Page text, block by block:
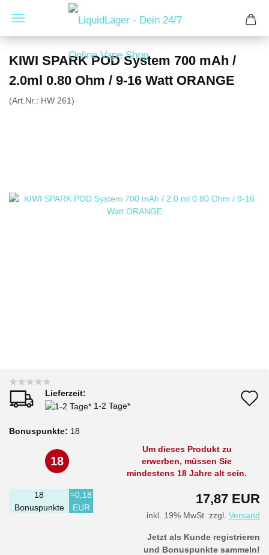
KIWI SPARK POD System 700 mAh /
2.0ml 0.80 Ohm / 9-16 Watt ORANGE
(Art.Nr.: HW 261)
Lieferzeit:
1-2 Tage*
Bonuspunkte: 18
18
Um dieses Produkt zu
erwerben, müssen Sie
mindestens 18 Jahre alt sein.
17,87 EUR
inkl. 19% MwSt. zzgl. Versand
18
Bonuspunkte
≈0,18
EUR
Jetzt als Kunde registrieren
und Bonuspunkte sammeln!